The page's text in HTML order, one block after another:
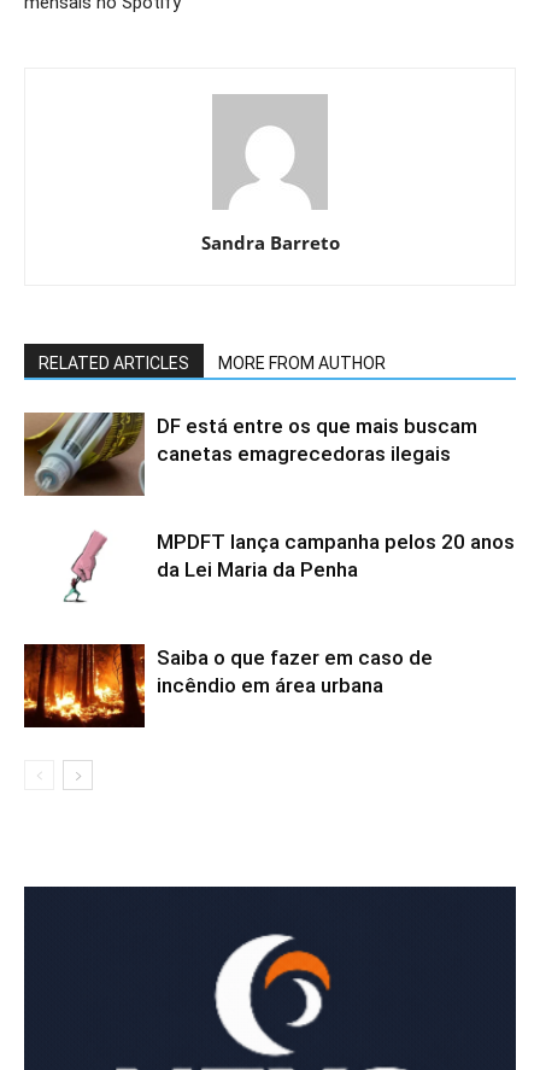
Sandra Barreto
RELATED ARTICLES MORE FROM AUTHOR
DF está entre os que mais buscam
canetas emagrecedoras ilegais
MPDFT lança campanha pelos 20 anos
da Lei Maria da Penha
Saiba o que fazer em caso de
incêndio em área urbana